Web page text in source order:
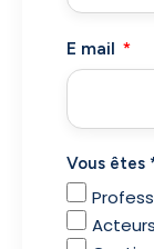
E mail
Vous êtes